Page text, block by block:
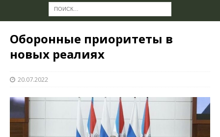
Оборонные приоритеты в
новых реалиях
20.07.2022